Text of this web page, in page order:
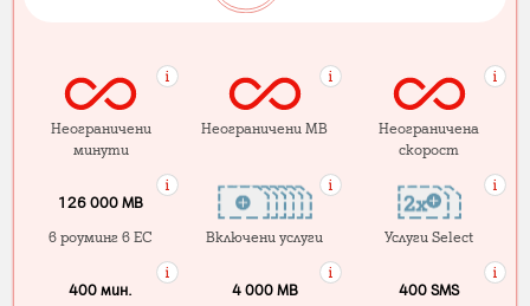
Неограничени
минути
Неограничени MB
Неограничена
скорост
126 000 MB
в роуминг в ЕС
Включени услуги Услуги Select
400 мин.
4 000 МB
400 SMS